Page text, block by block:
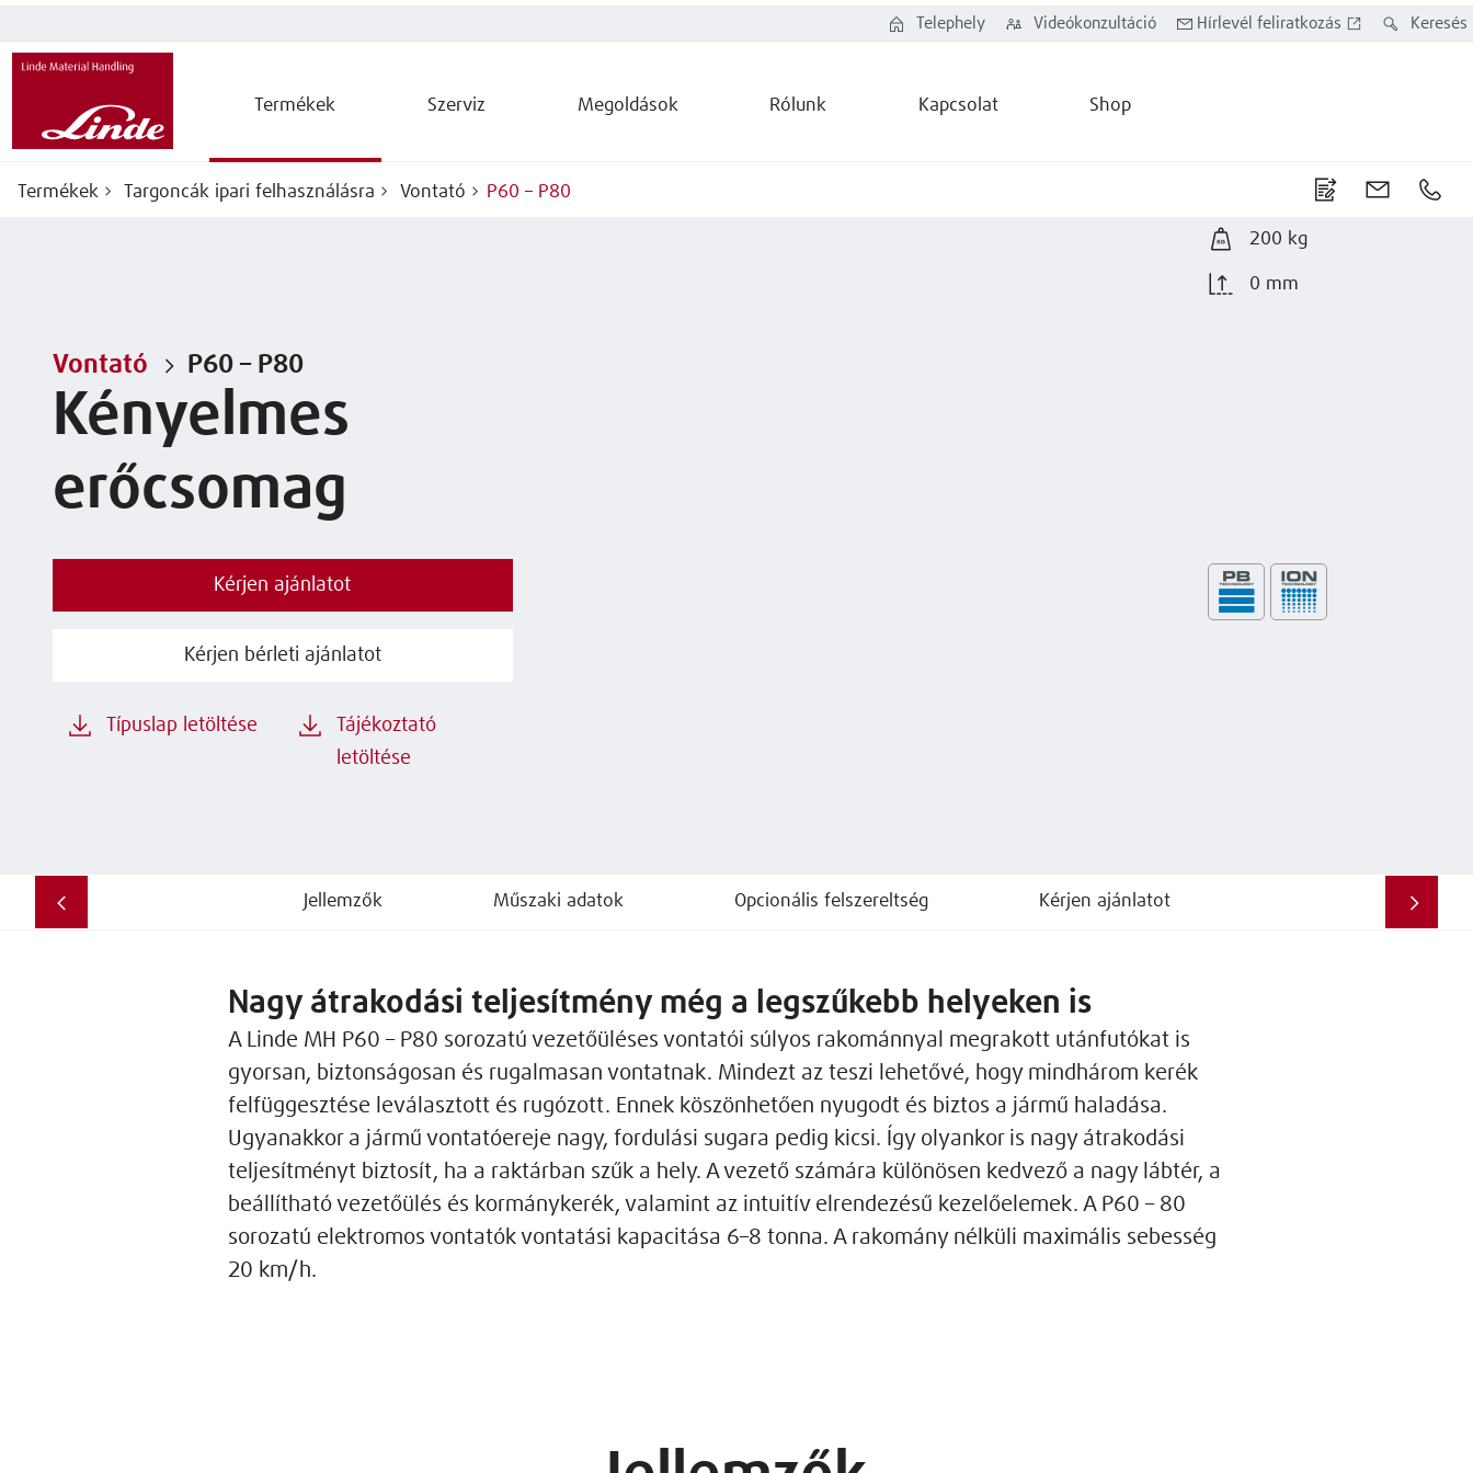
Termékek Szerviz Megoldások Rólunk Kapcsolat Shop
Keresés
Hírlevél feliratkozás
Videókonzultáció
Telephely
Termékek Targoncák ipari felhasználásra Vontató P60 – P80
200 kg
0 mm
Vontató P60 – P80
Kényelmes
erőcsomag
Kérjen ajánlatot
Kérjen bérleti ajánlatot
Típuslap letöltése
Tájékoztató
letöltése
Jellemzők Műszaki adatok Opcionális felszereltség Kérjen ajánlatot
Nagy átrakodási teljesítmény még a legszűkebb helyeken is
A Linde MH P60 – P80 sorozatú vezetőüléses vontatói súlyos rakománnyal megrakott utánfutókat is
gyorsan, biztonságosan és rugalmasan vontatnak. Mindezt az teszi lehetővé, hogy mindhárom kerék
felfüggesztése leválasztott és rugózott. Ennek köszönhetően nyugodt és biztos a jármű haladása.
Ugyanakkor a jármű vontatóereje nagy, fordulási sugara pedig kicsi. Így olyankor is nagy átrakodási
teljesítményt biztosít, ha a raktárban szűk a hely. A vezető számára különösen kedvező a nagy lábtér, a
beállítható vezetőülés és kormánykerék, valamint az intuitív elrendezésű kezelőelemek. A P60 – 80
sorozatú elektromos vontatók vontatási kapacitása 6–8 tonna. A rakomány nélküli maximális sebesség
20 km/h.